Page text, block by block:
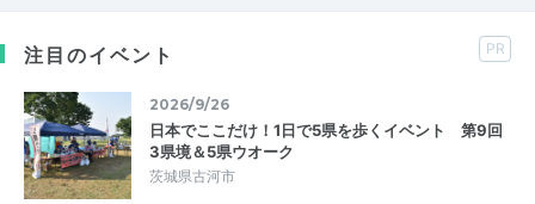
注目のイベント PR
2026/9/26
日本でここだけ！1日で5県を歩くイベント 第9回
3県境＆5県ウオーク
茨城県古河市